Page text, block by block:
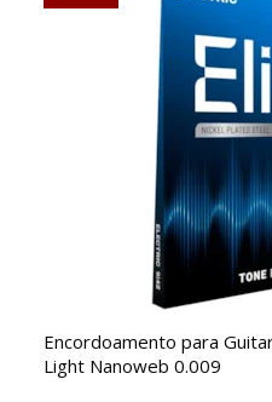
Encordoamento para
Light Nanoweb 0.009